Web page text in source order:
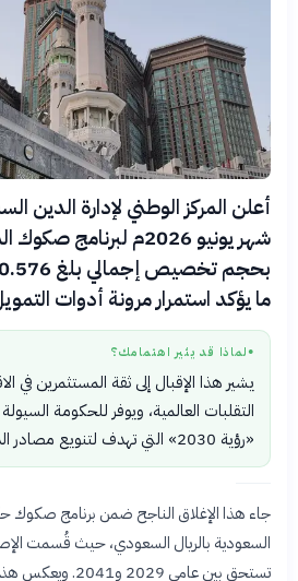
أعلن المركز الوطني لإدارة الدين
شهر يونيو 2026م لبرنامج
ما يؤكد استمرار مرونة أدوات
● لماذا قد يثير اهتمامك؟
يشير هذا الإقبال إلى ثقة المستثمرين في
التقلبات العالمية، ويوفر للحكومة
«رؤية 2030» التي تهدف لتنويع مصادر الدخل.
جاء هذا الإغلاق الناجح ضمن برنامج صكوك
السعودية بالريال السعودي، حيث قُسمت
تستحق بين عامي